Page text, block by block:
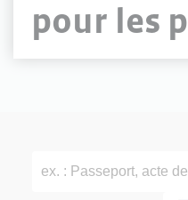
pour les